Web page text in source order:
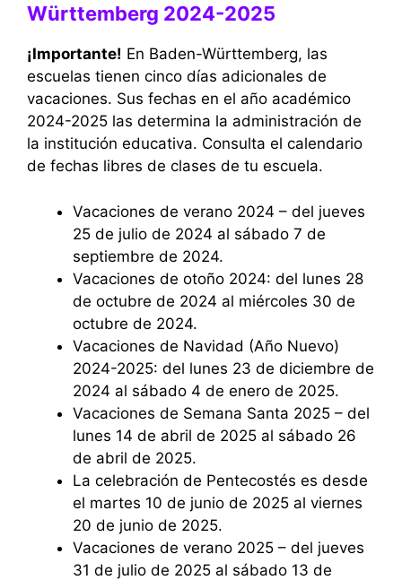
Württemberg 2024-2025
¡Importante! En Baden-Württemberg, las
escuelas tienen cinco días adicionales de
vacaciones. Sus fechas en el año académico
2024-2025 las determina la administración de
la institución educativa. Consulta el calendario
de fechas libres de clases de tu escuela.
Vacaciones de verano 2024 – del jueves
25 de julio de 2024 al sábado 7 de
septiembre de 2024.
Vacaciones de otoño 2024: del lunes 28
de octubre de 2024 al miércoles 30 de
octubre de 2024.
Vacaciones de Navidad (Año Nuevo)
2024-2025: del lunes 23 de diciembre de
2024 al sábado 4 de enero de 2025.
Vacaciones de Semana Santa 2025 – del
lunes 14 de abril de 2025 al sábado 26
de abril de 2025.
La celebración de Pentecostés es desde
el martes 10 de junio de 2025 al viernes
20 de junio de 2025.
Vacaciones de verano 2025 – del jueves
31 de julio de 2025 al sábado 13 de